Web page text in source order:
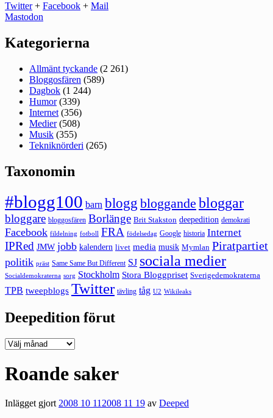
Twitter+ Facebook + Mail
Mastodon
Kategorierna
Allmänt tyckande (2 261)
Bloggosfären (589)
Dagbok (1 244)
Humor(339)
Internet (356)
Medier(508)
Musik (355)
Tekniknörderi (265)
Taxonomin
#blogg100 barn blogg bloggande bloggar
bloggare bloggosfären Borlänge Brit Stakston deepedition demokrati
Facebook fildelning fotboll FRA födelsedag Google historia Internet
IPRed JMW jobb kalendern livet media musik Mymlan Piratpartiet
politik präst Same Same But Different SJ sociala medier
Socialdemokraterna sorg Stockholm Stora Bloggpriset Sverigedemokraterna
TPB tweepblogs Twitter tävling tåg U2 Wikileaks
Deepedition förut
Deepedition
Roande saker
Inlägget gjort2008 10 112008 11 19 av Deeped